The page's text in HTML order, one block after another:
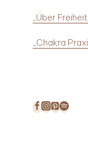
„Über
„Chakra